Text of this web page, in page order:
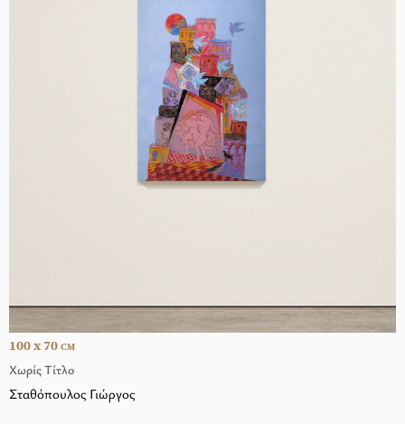
Χωρίς Τίτλο
100 x 70 CM
Σταθόπουλος Γιώργος